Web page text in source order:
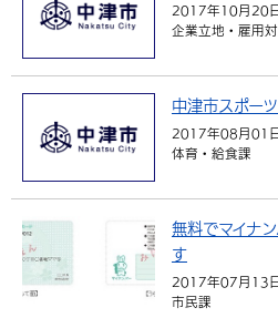
2017年10月20日
企業立地・雇用
中津市スポー
2017年08月01日
体育・給食課
無料でマイナ
す
2017年07月13日
市民課